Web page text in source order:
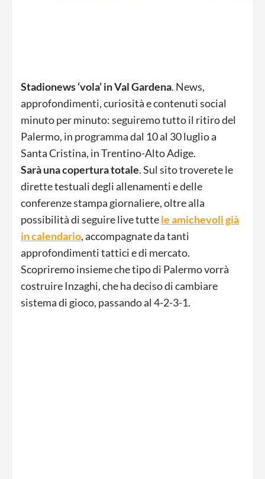
Stadionews ‘vola’ in Val Gardena. News,
approfondimenti, curiosità e contenuti social
minuto per minuto: seguiremo tutto il ritiro del
Palermo, in programma dal 10 al 30 luglio a
Santa Cristina, in Trentino-Alto Adige.
Sarà una copertura totale. Sul sito troverete le
dirette testuali degli allenamenti e delle
conferenze stampa giornaliere, oltre alla
possibilità di seguire live tuttele amichevoli già
in calendario, accompagnate da tanti
approfondimenti tattici e di mercato.
Scopriremo insieme che tipo di Palermo vorrà
costruire Inzaghi, che ha deciso di cambiare
sistema di gioco, passando al 4-2-3-1.